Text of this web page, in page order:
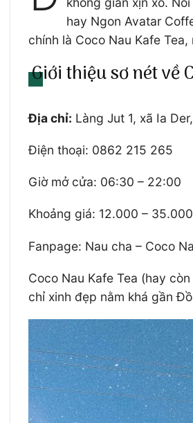
hay Ngon Avatar
chính là Coco Nau Kafe
Giới thiệu sơ nét về
Địa chỉ: Làng Jut 1, xã Ia
Điện thoại: 0862 215 265
Giờ mở cửa: 06:30 – 22:00
Khoảng giá: 12.000 –
Fanpage: Nau cha – Coco
Coco Nau Kafe Tea (hay
chỉ xinh đẹp nằm khá gần